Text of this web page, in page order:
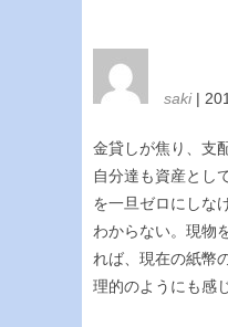
saki|
金貸しが焦り、支
自分達も資産とし
を一旦ゼロにしな
わからない。現物
れば、現在の紙幣
理的のようにも感